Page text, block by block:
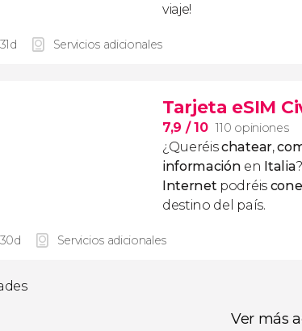
viaje!
Servicios adicionales
Tarjeta eSIM
7,9 / 10 110 opiniones
¿Queréischatear,
información en Italia
Internet podréis
destino del país.
Servicios adicionales
Ver más